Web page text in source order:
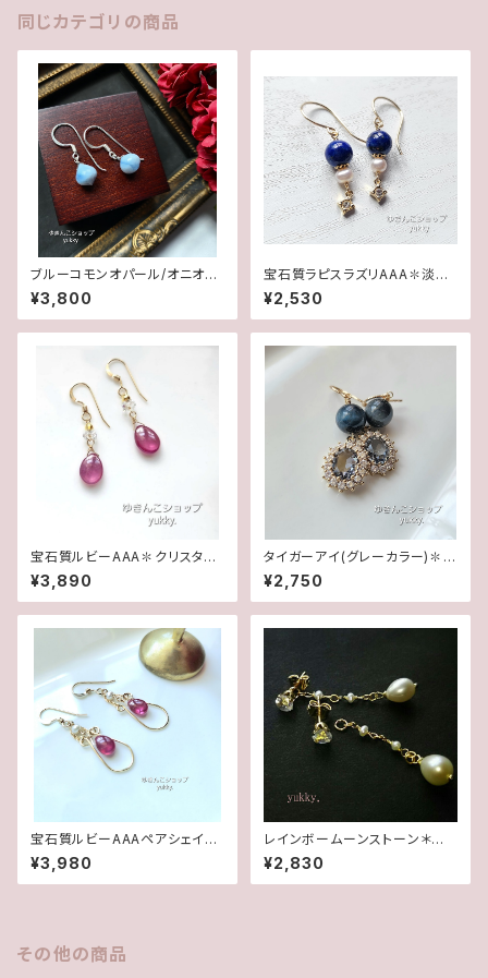
同じカテゴリの商品
ブルーコモンオパール/オニオン
カット✽Silver925ピアス/イヤ
リング★
¥3,800
宝石質ラピスラズリAAA✽淡水
パール14kgfピアス/イヤリング
¥2,530
宝石質ルビーAAA✽クリスタル1
4kgfデザインピアス/イヤリング
¥3,890
タイガーアイ(グレーカラー)✽フ
レームガラス14kgfピアス/イヤ
リング
¥2,750
宝石質ルビーAAAペアシェイプ
✽淡水パール14kgfデザインピ
アス/イヤリング
¥3,980
レインボームーンストーン＊淡
水2wayポストピアス14kgf
¥2,830
その他の商品